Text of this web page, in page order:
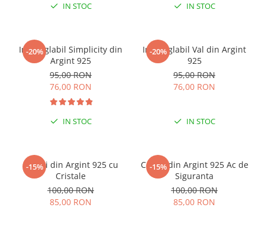
IN STOC IN STOC
-20%
Inel reglabil Simplicity din
Argint 925
95,00 RON
76,00 RON
IN STOC
-20%
Inel reglabil Val din Argint
925
95,00 RON
76,00 RON
IN STOC
-15%
Cercei din Argint 925 cu
Cristale
100,00 RON
85,00 RON
-15%
Cercei din Argint 925 Ac de
Siguranta
100,00 RON
85,00 RON